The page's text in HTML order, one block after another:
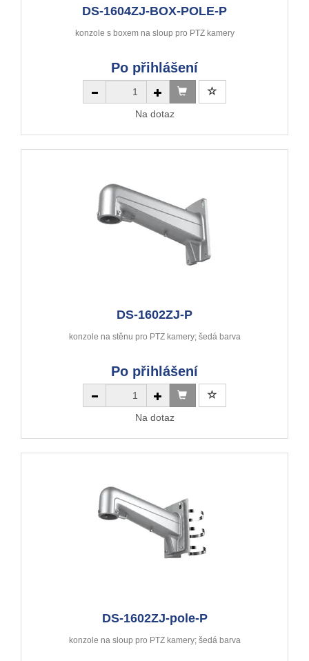
DS-1604ZJ-BOX-POLE-P
konzole s boxem na sloup pro PTZ kamery
Po přihlášení
Na dotaz
DS-1602ZJ-P
konzole na stěnu pro PTZ kamery; šedá barva
Po přihlášení
Na dotaz
DS-1602ZJ-pole-P
konzole na sloup pro PTZ kamery; šedá barva